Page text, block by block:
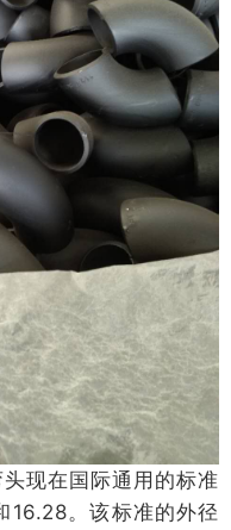
现在国际通用的标准
16.28。该标准的外径